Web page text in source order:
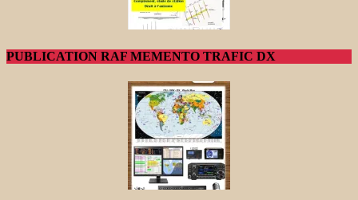
PUBLICATION RAF MEMENTO TRAFIC DX